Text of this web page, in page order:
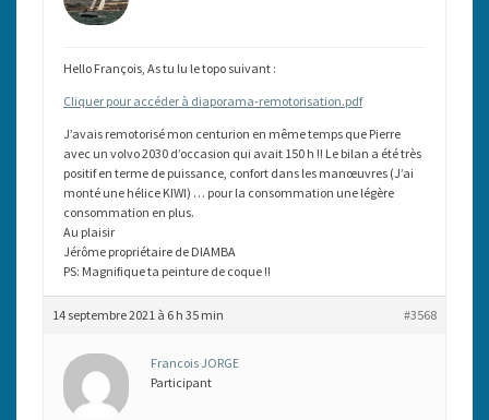
Hello François, As tu lu le topo suivant :
Cliquer pour accéder à diaporama-remotorisation.pdf
J’avais remotorisé mon centurion en même temps que Pierre
avec un volvo 2030 d’occasion qui avait 150 h !! Le bilan a été très
positif en terme de puissance, confort dans les manœuvres (J’ai
monté une hélice KIWI) … pour la consommation une légère
consommation en plus.
Au plaisir
Jérôme propriétaire de DIAMBA
PS: Magnifique ta peinture de coque !!
14 septembre 2021 à 6 h 35 min #3568
Francois JORGE
Participant